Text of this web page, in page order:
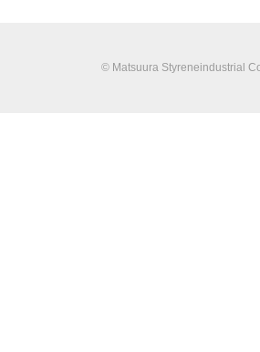
© Matsuura Styreneindustrial